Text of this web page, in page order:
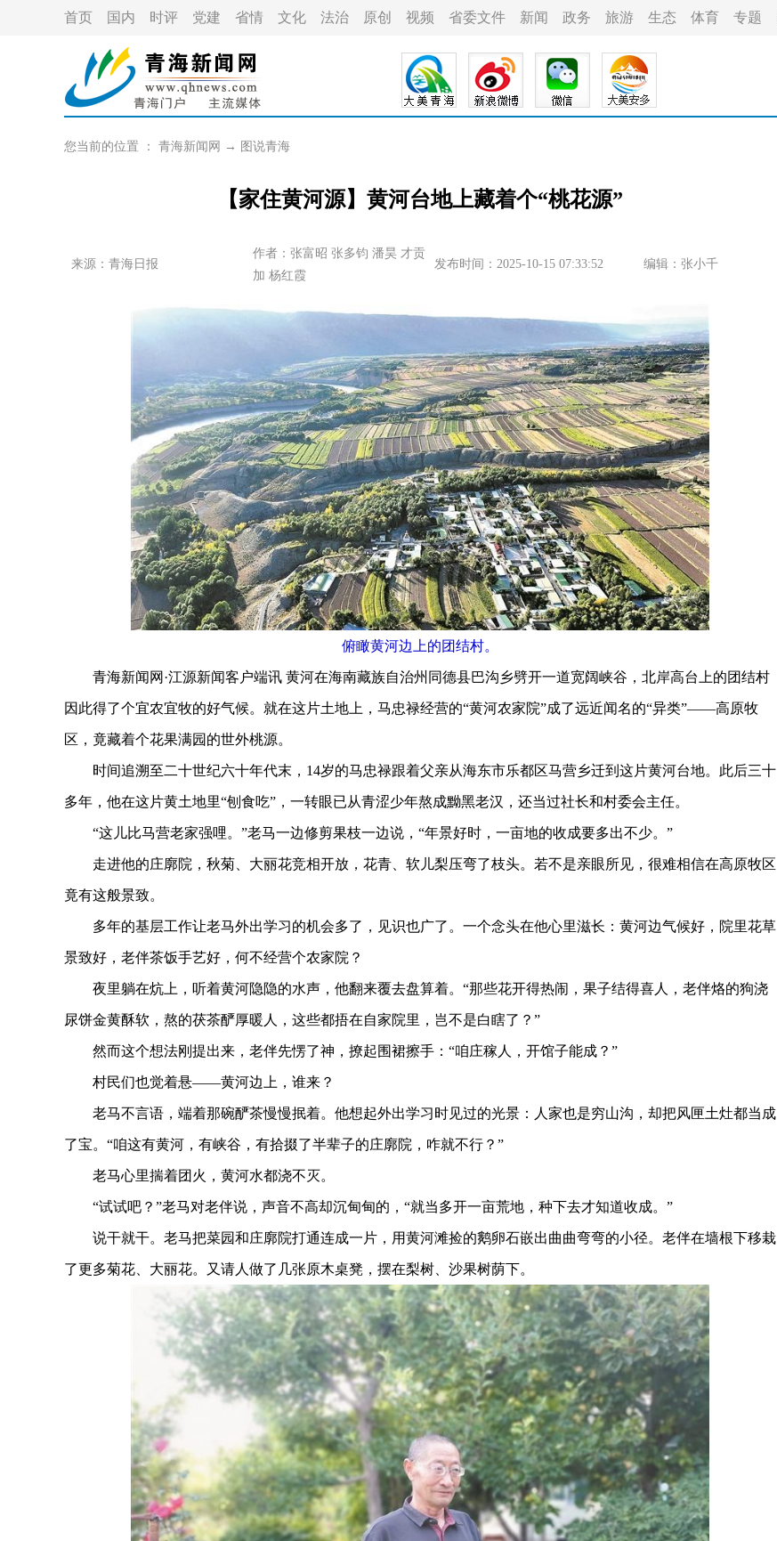
首页 国内 时评 党建 省情 文化 法治 原创 视频 省委文件 新闻 政务 旅游 生态 体育 专题
您当前的位置 ： 青海新闻网 → 图说青海
【家住黄河源】黄河台地上藏着个“桃花源”
来源：青海日报
作者： 张富昭 张多钧 潘昊 才贡
加 杨红霞
发布时间：2025-10-15 07:33:52 编辑：张小千
俯瞰黄河边上的团结村。
青海新闻网·江源新闻客户端讯 黄河在海南藏族自治州同德县巴沟乡劈开一道宽阔峡谷，北岸高台上的团结村
因此得了个宜农宜牧的好气候。就在这片土地上，马忠禄经营的“黄河农家院”成了远近闻名的“异类”——高原牧
区，竟藏着个花果满园的世外桃源。
时间追溯至二十世纪六十年代末，14岁的马忠禄跟着父亲从海东市乐都区马营乡迁到这片黄河台地。此后三十
多年，他在这片黄土地里“刨食吃”，一转眼已从青涩少年熬成黝黑老汉，还当过社长和村委会主任。
“这儿比马营老家强哩。”老马一边修剪果枝一边说，“年景好时，一亩地的收成要多出不少。”
走进他的庄廓院，秋菊、大丽花竞相开放，花青、软儿梨压弯了枝头。若不是亲眼所见，很难相信在高原牧区
竟有这般景致。
多年的基层工作让老马外出学习的机会多了，见识也广了。一个念头在他心里滋长：黄河边气候好，院里花草
景致好，老伴茶饭手艺好，何不经营个农家院？
夜里躺在炕上，听着黄河隐隐的水声，他翻来覆去盘算着。“那些花开得热闹，果子结得喜人，老伴烙的狗浇
尿饼金黄酥软，熬的茯茶酽厚暖人，这些都捂在自家院里，岂不是白瞎了？”
然而这个想法刚提出来，老伴先愣了神，撩起围裙擦手：“咱庄稼人，开馆子能成？”
村民们也觉着悬——黄河边上，谁来？
老马不言语，端着那碗酽茶慢慢抿着。他想起外出学习时见过的光景：人家也是穷山沟，却把风匣土灶都当成
了宝。“咱这有黄河，有峡谷，有拾掇了半辈子的庄廓院，咋就不行？”
老马心里揣着团火，黄河水都浇不灭。
“试试吧？”老马对老伴说，声音不高却沉甸甸的，“就当多开一亩荒地，种下去才知道收成。”
说干就干。老马把菜园和庄廓院打通连成一片，用黄河滩捡的鹅卵石嵌出曲曲弯弯的小径。老伴在墙根下移栽
了更多菊花、大丽花。又请人做了几张原木桌凳，摆在梨树、沙果树荫下。